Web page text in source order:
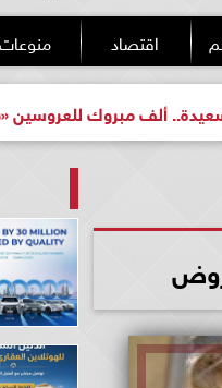
اقتصاد منوعات
للعروسين «محمد